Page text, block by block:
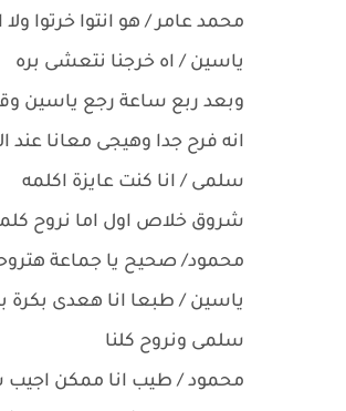
محمد عامر / هو انتوا خرتوا ولا
ياسين / اه خرجنا نتعشى بره
وبعد ربع ساعة رجع ياسين
انه فرح جدا وهيجى معانا عند
سلمى / انا كنت عايزة اكلمه
شروق خلاص اول اما نروح
محمود/ صحيح يا جماعة
ياسين / طبعا انا هعدى بكرة
سلمى ونروح كلنا
محمود / طيب انا ممكن